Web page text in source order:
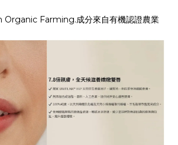
Farming.成分來自有機認證農業